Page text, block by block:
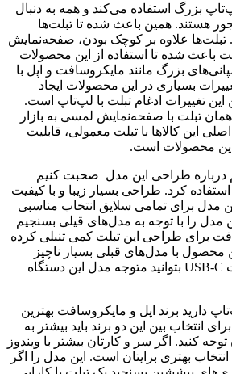
بزرگ استفاده می‌کند و همه به دنبال
هستند. همین باعث شده تا تبلت‌ها
تبلت‌‌ها علاوه بر کوچک بودن، صفحه‌نمایش
باعث شده تا استفاده از این محصولات
بزرگ مانند مایکروسافت و اپل با
بسیاری در این محصولات ایجاد
این تغییرات ادغام تبلت با لپ‌تاپ است.
تبلت با صفحه‌نمایش لمسی به بازار
این کالاها با تبلت معمولی، قابلیت
این محصولات است.
درباره طراحی این مدل صحبت کنیم
کرد. طراحی بسیار زیبا و با کیفیت
مدل برای تمامی سلایق انتخاب مناسبی
مدل را با توجه به مدل‌های قیلی بسنجیم
برای طراحی این تبلت کمی تنبلی کرده
با مدل‌های قبلی بسیار ناچیز
است و تنها شاید از پورت USB-C بتوانید متوجه مدل این دستگاه
دارید برند اپل و مایکروسافت بهترین
انتخاب بین این دو برند باید بیشتر به
کنید. اگر سر و کارتان بیشتر با ویندوز
است بدون شک Surface انتخاب بهتری برایتان است. این مدل را اگر